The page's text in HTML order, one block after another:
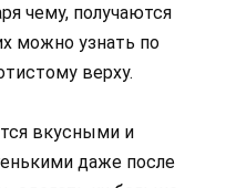
чему, получаются
можно узнать по
верху.
вкусными и
даже после